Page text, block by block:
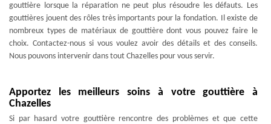
gouttière lorsque la réparation ne peut plus résoudre les défauts. Les
gouttières jouent des rôles très importants pour la fondation. Il existe de
nombreux types de matériaux de gouttière dont vous pouvez faire le
choix. Contactez-nous si vous voulez avoir des détails et des conseils.
Nous pouvons intervenir dans tout Chazelles pour vous servir.
Apportez les meilleurs soins à votre gouttière à
Chazelles
Si par hasard votre gouttière rencontre des problèmes et que cette